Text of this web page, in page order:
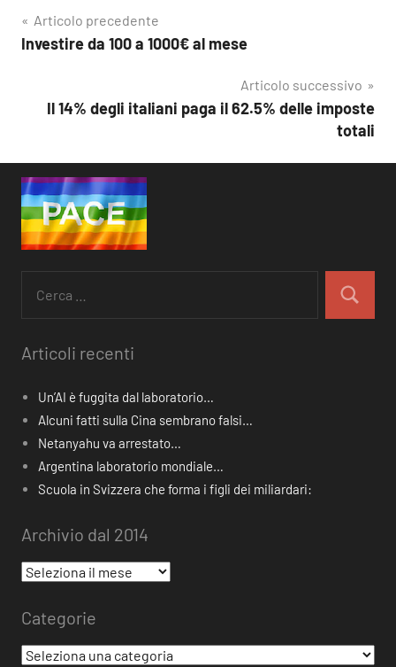
Navigazione
Articolo precedente
Investire da 100 a 1000€ al mese
Articolo successivo
Il 14% degli italiani paga il 62.5% delle imposte
totali
per:
Cerca
Articoli recenti
Un’AI è fuggita dal laboratorio…
Alcuni fatti sulla Cina sembrano falsi…
Netanyahu va arrestato…
Argentina laboratorio mondiale…
Scuola in Svizzera che forma i figli dei miliardari:
Archivio dal 2014
Archivio
2014
Categorie
Categorie